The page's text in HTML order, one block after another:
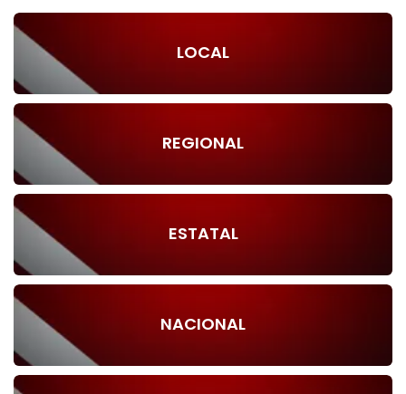
LOCAL
REGIONAL
ESTATAL
NACIONAL